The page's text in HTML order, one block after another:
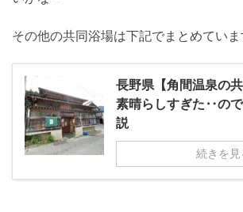
その他の共同浴場は下記でまとめていま
長野県【角間温泉の
素晴らしすぎた‥の
説
続きを見